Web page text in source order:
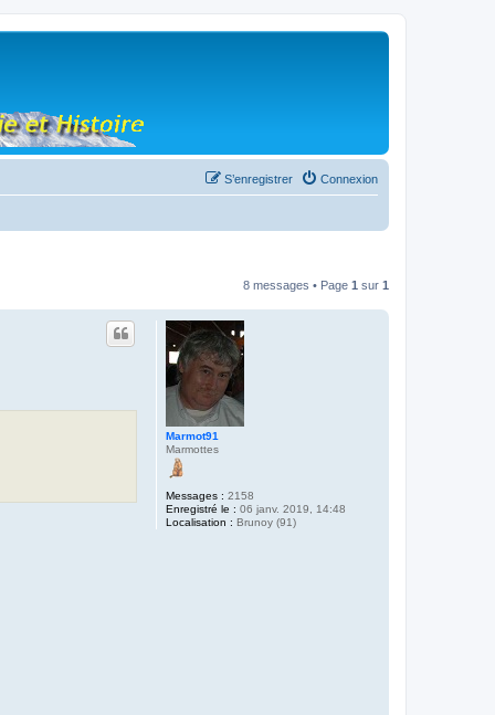
Connexion
S’enregistrer
8 messages • Page 1 sur 1
Marmot91
Marmottes
Messages : 2158
Enregistré le : 06 janv. 2019, 14:48
Localisation : Brunoy (91)